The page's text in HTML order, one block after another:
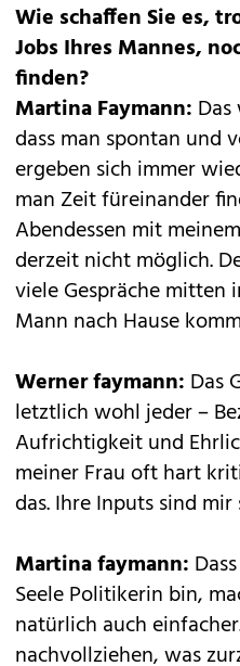
Wie schaffen Sie es,
Jobs Ihres Mannes,
finden?
Martina Faymann:
dass man spontan und
ergeben sich immer
man Zeit füreinander
Abendessen mit
derzeit nicht möglich.
viele Gespräche mitten
Mann nach Hause
Werner faymann: Das
letztlich wohl jeder –
Aufrichtigkeit und
meiner Frau oft hart
das. Ihre Inputs sind
Martina faymann:
Seele Politikerin bin,
natürlich auch
nachvollziehen, was